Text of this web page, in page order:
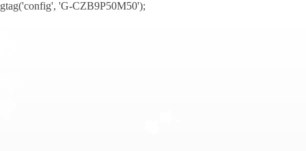
gtag('config', 'G-CZB9P50M50');